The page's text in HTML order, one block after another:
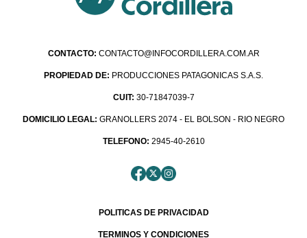
CONTACTO: CONTACTO@INFOCORDILLERA.COM.AR
PROPIEDAD DE: PRODUCCIONES PATAGONICAS S.A.S.
CUIT: 30-71847039-7
DOMICILIO LEGAL: GRANOLLERS 2074 - EL BOLSON - RIO NEGRO
TELEFONO: 2945-40-2610
POLITICAS DE PRIVACIDAD
TERMINOS Y CONDICIONES